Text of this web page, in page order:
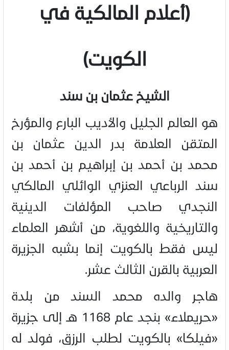
(أعلام المالكية في
الكويت)
الشيخ عثمان بن سند
هو العالم الجليل والأديب البارع والمؤرخ
المتقن العلامة بدر الدين عثمان بن
محمد بن أحمد بن إبراهيم بن أحمد بن
سند الرباعي العنزي الوائلي المالكي
النجدي صاحب المؤلفات الدينية
والتاريخية واللغوية، من أشهر العلماء
ليس فقط بالكويت إنما بشبه الجزيرة
العربية بالقرن الثالث عشر.
هاجر والده محمد السند من بلدة
«حريملاء» بنجد عام 1168 هـ إلى جزيرة
«فيلكا» بالكويت لطلب الرزق، فولد له